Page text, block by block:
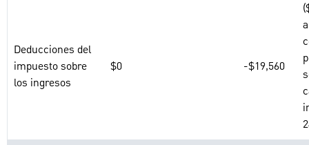
Deducciones del
impuesto sobre
los ingresos
$0 -$19,560